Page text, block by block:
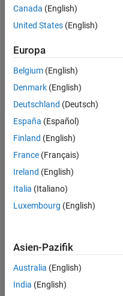
0
Statistik
BEITRÄGE L
-2
-1
1
2
3
4
Canada (English)
United States (English)
Europa
Belgium (English)
Denmark (English)
Deutschland (Deutsch)
España (Español)
Finland (English)
France (Français)
Ireland (English)
Italia (Italiano)
Luxembourg (English)
Asien-Pazifik
Australia (English)
India (English)